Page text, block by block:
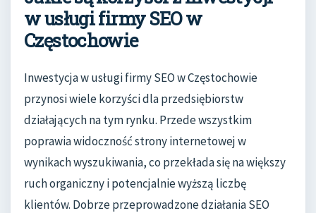
w usługi firmy SEO w
Częstochowie
Inwestycja w usługi firmy SEO w Częstochowie
przynosi wiele korzyści dla przedsiębiorstw
działających na tym rynku. Przede wszystkim
poprawia widoczność strony internetowej w
wynikach wyszukiwania, co przekłada się na większy
ruch organiczny i potencjalnie wyższą liczbę
klientów. Dobrze przeprowadzone działania SEO